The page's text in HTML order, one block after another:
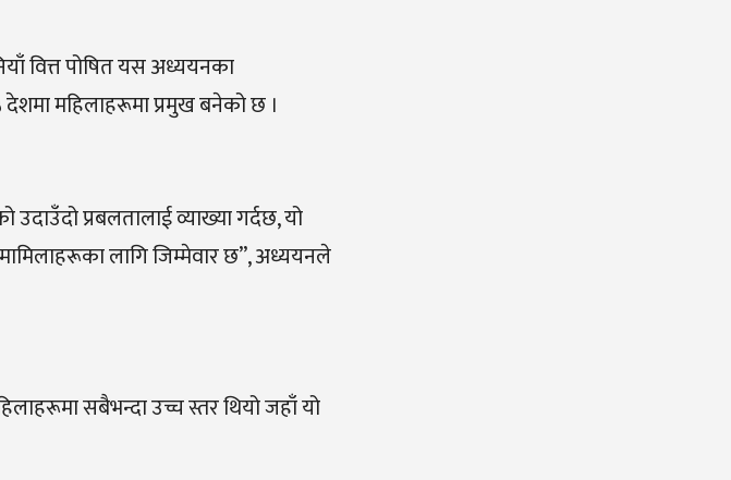
वित्त पोषित यस अध्ययनका
महिलाहरूमा प्रमुख बनेको छ ।
प्रबलतालाई व्याख्या गर्दछ, यो
लागि जिम्मेवार छ”, अध्ययनले
सबैभन्दा उच्च स्तर थियो जहाँ यो